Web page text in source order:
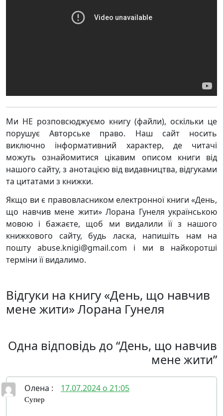
Ми НЕ розповсюджуємо книгу (файли), оскільки це
порушує Авторське право. Наш сайт носить
виключно інформативний характер, де читачі
можуть ознайомитися цікавим описом книги від
нашого сайту, з анотацією від видавництва, відгуками
та цитатами з книжки.
Якщо ви є правовласником електронної книги «День,
що навчив мене жити» Лорана Гунеля українською
мовою і бажаєте, щоб ми видалили її з нашого
книжкового сайту, будь ласка, напишіть нам на
пошту abuse.knigi@gmail.com і ми в найкоротші
терміни її видалимо.
Відгуки на книгу «День, що навчив
мене жити» Лорана Гунеля
Одна відповідь до “День, що навчив
мене жити”
Олена : 17.07.2024 о 21:05
Супер